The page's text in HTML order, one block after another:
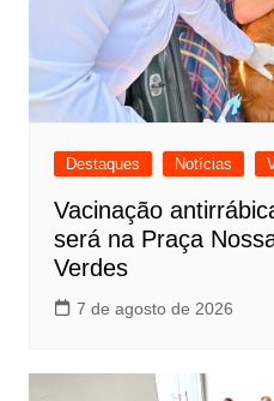
Destaques Notícias
Vacinação
será na Praça
Verdes
7 de agosto de 2026